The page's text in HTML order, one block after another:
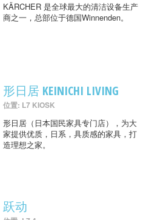
KÄRCHER 是全球最大的清洁设备生产
商之一，总部位于德国Winnenden。
形日居 KEINICHI LIVING
位置: L7 KIOSK
形日居（日本国民家具专门店），为大
家提供优质，日系，具质感的家具，打
造理想之家。
跃动